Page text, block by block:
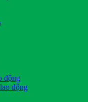
động
động